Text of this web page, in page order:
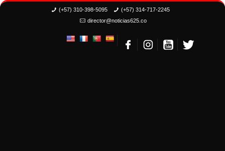
(+57) 310-398-5095
(+57) 314-717-2245
director@noticias625.co